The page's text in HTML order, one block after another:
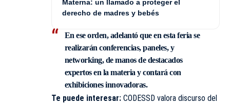
Materna: un llamado a proteger el
derecho de madres y bebés
En ese orden, adelantó que en esta feria se
realizarán conferencias, paneles, y
networking, de manos de destacados
expertos en la materia y contará con
exhibiciones innovadoras.
Te puede interesar: CODESSD valora discurso del